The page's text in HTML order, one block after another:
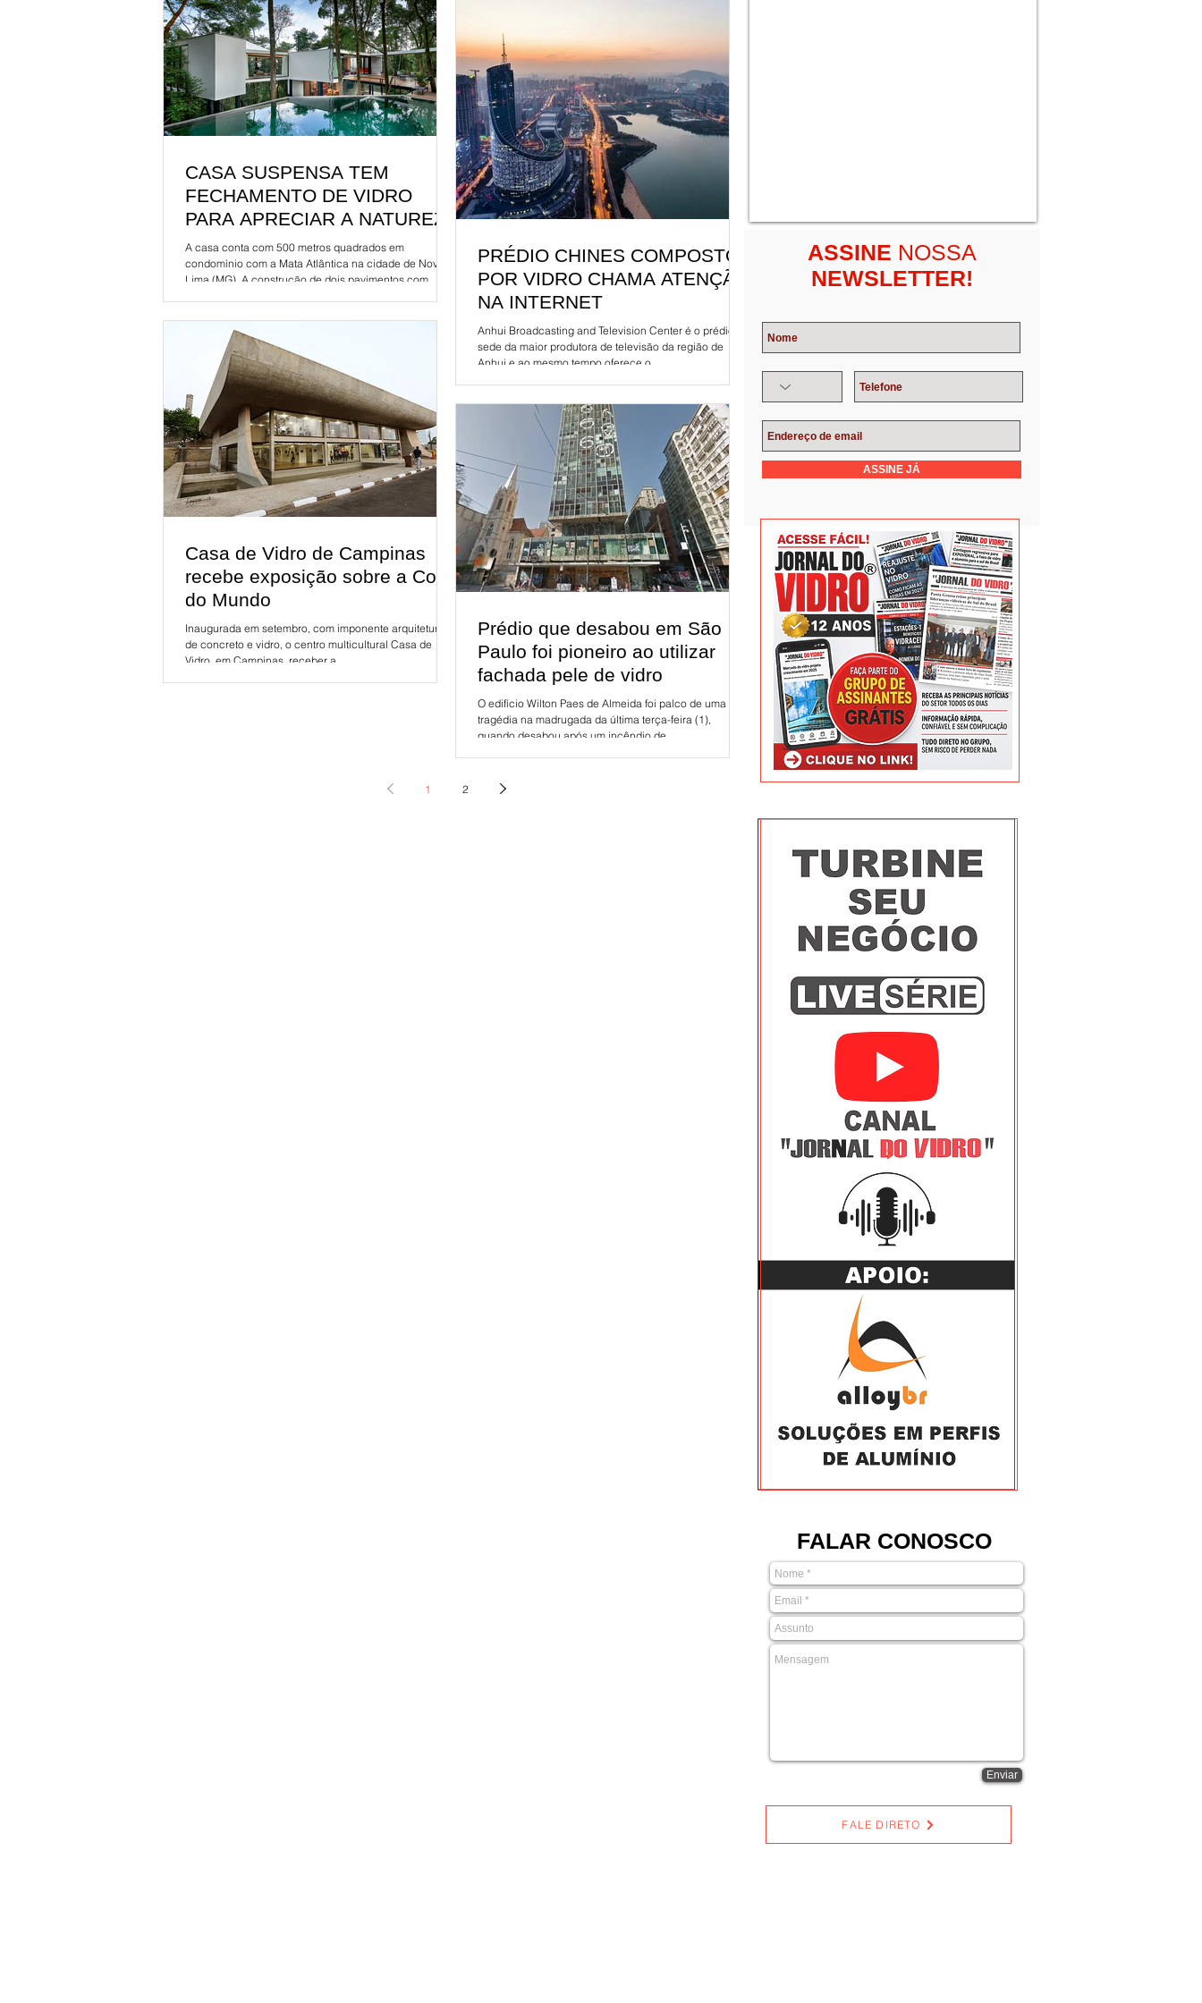
CASA SUSPENSA TEM
FECHAMENTO DE VIDRO
PARA APRECIAR A NATUREZA
A casa conta com 500 metros quadrados em
condomínio com a Mata Atlântica na cidade de Nova
Lima (MG). A construção de dois pavimentos com...
PRÉDIO CHINES COMPOSTO
POR VIDRO CHAMA ATENÇÃO
NA INTERNET
Anhui Broadcasting and Television Center é o prédio
sede da maior produtora de televisão da região de
Anhui e ao mesmo tempo oferece o...
Casa de Vidro de Campinas
recebe exposição sobre a Copa
do Mundo
Inaugurada em setembro, com imponente arquitetura
de concreto e vidro, o centro multicultural Casa de
Vidro, em Campinas, receber a...
Prédio que desabou em São
Paulo foi pioneiro ao utilizar
fachada pele de vidro
O edifício Wilton Paes de Almeida foi palco de uma
tragédia na madrugada da última terça-feira (1),
quando desabou após um incêndio de...
1 2
ASSINE NOSSA
NEWSLETTER!
ASSINE JÁ
Enviar
FALE DIRETO
FALAR CONOSCO